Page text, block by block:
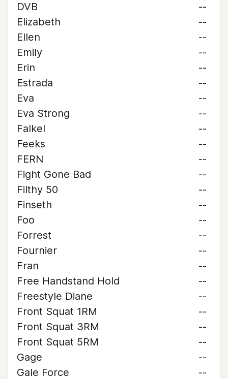
DVB
--
Elizabeth
--
Ellen
--
Emily
--
Erin
--
Estrada
--
Eva
--
Eva Strong
--
Falkel
--
Feeks
--
FERN
--
Fight Gone Bad
--
Filthy 50
--
Finseth
--
Foo
--
Forrest
--
Fournier
--
Fran
--
Free Handstand Hold
--
Freestyle Diane
--
Front Squat 1RM
--
Front Squat 3RM
--
Front Squat 5RM
--
Gage
--
Gale Force
--